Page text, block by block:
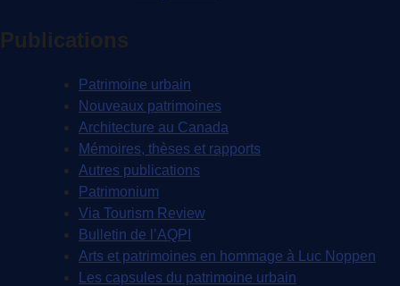
Publications
Patrimoine urbain
Nouveaux patrimoines
Architecture au Canada
Mémoires, thèses et rapports
Autres publications
Patrimonium
Via Tourism Review
Bulletin de l’AQPI
Arts et patrimoines en hommage à Luc Noppen
Les capsules du patrimoine urbain